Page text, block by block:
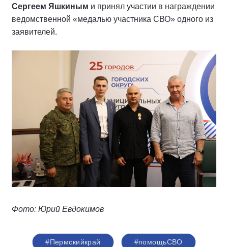
Сергеем Яшкиным и принял участии в награждении
ведомственной «медалью участника СВО» одного из
заявителей.
Фото: Юрий Евдокимов
#Пермскийкрай #помощьСВО